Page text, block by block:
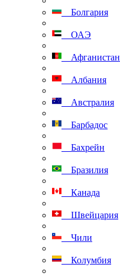
Болгария
ОАЭ
Афганистан
Албания
Австралия
Барбадос
Бахрейн
Бразилия
Канада
Швейцария
Чили
Колумбия